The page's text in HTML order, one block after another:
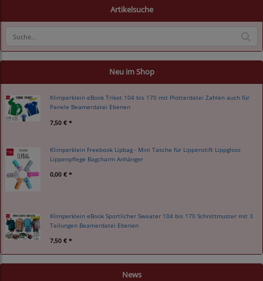
Artikelsuche
Neu im Shop
Klimperklein eBook Trikot 104 bis 170 mit Plotterdatei Zahlen auch für
Panele Beamerdatei Ebenen
7,50 € *
Klimperklein Freebook Lipbag - Mini Tasche für Lippenstift Lippgloss
Lippenpflege Bagcharm Anhänger
0,00 € *
Klimperklein eBook Sportlicher Sweater 104 bis 170 Schnittmuster mit 3
Teilungen Beamerdatei Ebenen
7,50 € *
News